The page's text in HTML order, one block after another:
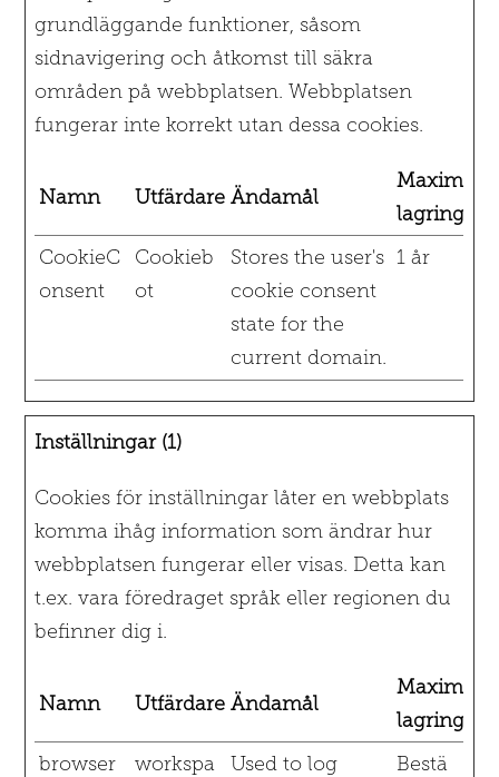
grundläggande funktioner, såsom
sidnavigering och åtkomst till säkra
områden på webbplatsen. Webbplatsen
fungerar inte korrekt utan dessa cookies.
Namn Utfärdare Ändamål
Maximal
lagringstid
CookieC
onsent
Cookieb
ot
Stores the user's
cookie consent
state for the
current domain.
1 år
Inställningar (1)
Cookies för inställningar låter en webbplats
komma ihåg information som ändrar hur
webbplatsen fungerar eller visas. Detta kan
t.ex. vara föredraget språk eller regionen du
befinner dig i.
Namn Utfärdare Ändamål
Maximal
lagringstid
browser
workspa
Used to log
Bestä